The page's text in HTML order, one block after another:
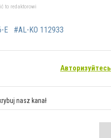
to redaktorowi
E #AL-KO 112933
Авторизуйтесь
nasz kanał